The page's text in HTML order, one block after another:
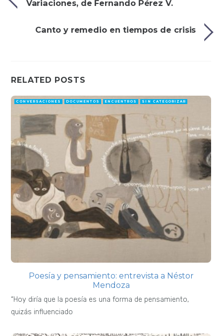
Variaciones, de Fernando Pérez V.
Canto y remedio en tiempos de crisis
RELATED POSTS
CONVERSACIONES DOCUMENTOS ENCUENTROS SIN CATEGORIZAR
Poesía y pensamiento: entrevista a Néstor
Mendoza
“Hoy diría que la poesía es una forma de pensamiento,
quizás influenciado